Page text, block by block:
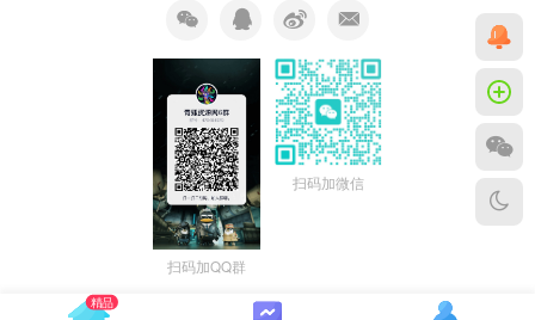
扫码加QQ群
扫码加微信
精品